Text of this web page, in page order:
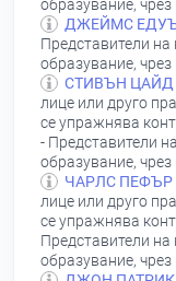
образувание,
ДЖЕЙМС
Представители
образувание,
СТИВЪН ЦАЙД
лице или друго
се упражнява
- Представители
образувание,
ЧАРЛС ПЕФЪР
лице или друго
се упражнява
Представители
образувание,